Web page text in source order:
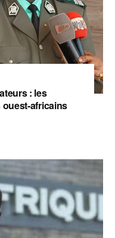
: les
ouest-africains